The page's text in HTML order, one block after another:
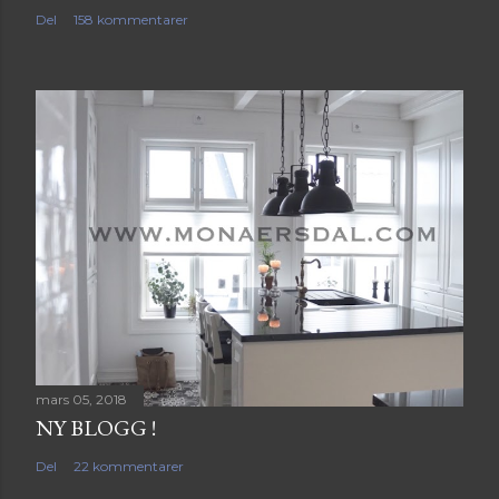
Del 158 kommentarer
mars 05, 2018
NY BLOGG !
Del 22 kommentarer